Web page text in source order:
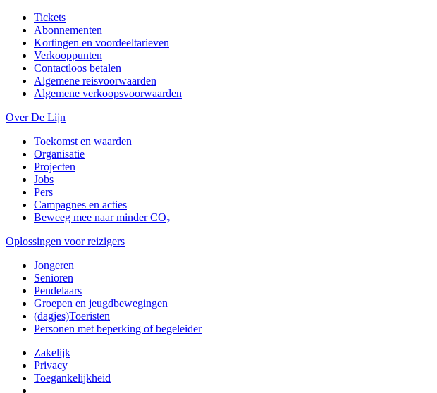
Tickets
Abonnementen
Kortingen en voordeeltarieven
Verkooppunten
Contactloos betalen
Algemene reisvoorwaarden
Algemene verkoopsvoorwaarden
Over De Lijn
Toekomst en waarden
Organisatie
Projecten
Jobs
Pers
Campagnes en acties
Beweeg mee naar minder CO₂
Oplossingen voor reizigers
Jongeren
Senioren
Pendelaars
Groepen en jeugdbewegingen
(dagjes)Toeristen
Personen met beperking of begeleider
Zakelijk
Privacy
Toegankelijkheid